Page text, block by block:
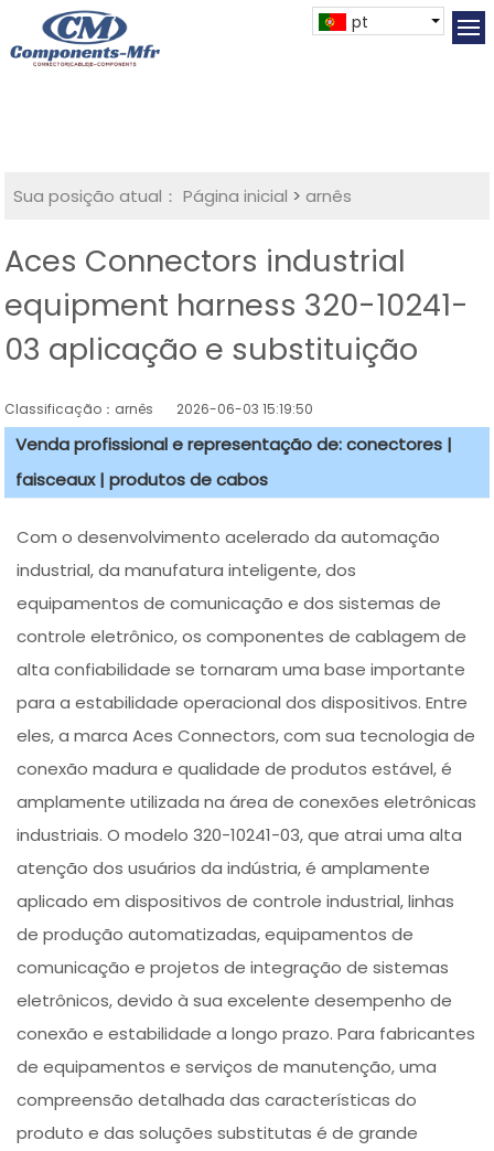
pt
Sua posição atual： Página inicial >arnês
Aces Connectors industrial
equipment harness 320-10241-
03 aplicação e substituição
Classificação：arnês 2026-06-03 15:19:50
Venda profissional e representação de: conectores |
faisceaux | produtos de cabos
Com o desenvolvimento acelerado da automação
industrial, da manufatura inteligente, dos
equipamentos de comunicação e dos sistemas de
controle eletrônico, os componentes de cablagem de
alta confiabilidade se tornaram uma base importante
para a estabilidade operacional dos dispositivos. Entre
eles, a marca Aces Connectors, com sua tecnologia de
conexão madura e qualidade de produtos estável, é
amplamente utilizada na área de conexões eletrônicas
industriais. O modelo 320-10241-03, que atrai uma alta
atenção dos usuários da indústria, é amplamente
aplicado em dispositivos de controle industrial, linhas
de produção automatizadas, equipamentos de
comunicação e projetos de integração de sistemas
eletrônicos, devido à sua excelente desempenho de
conexão e estabilidade a longo prazo. Para fabricantes
de equipamentos e serviços de manutenção, uma
compreensão detalhada das características do
produto e das soluções substitutas é de grande